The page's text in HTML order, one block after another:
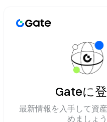
Gateに
最新情報を入手して資
めましょう